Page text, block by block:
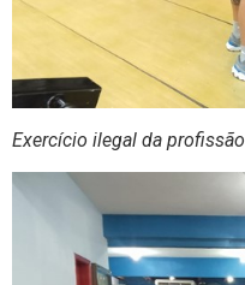
Exercício ilegal da profissão